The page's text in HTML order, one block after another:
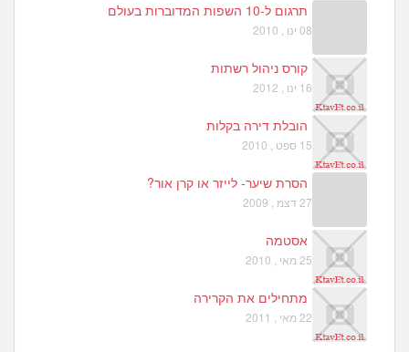
תרגום ל-10 השפות המדוברות בעולם
08 ינו , 2010
קורס ניהול רשתות
16 ינו , 2012
הובלת דירה בקלות
15 ספט , 2010
הסרת שיער- לייזר או קרן אור?
27 דצמ , 2009
אסטמה
25 מאי , 2010
מתחילים את הקרירה
22 מאי , 2011